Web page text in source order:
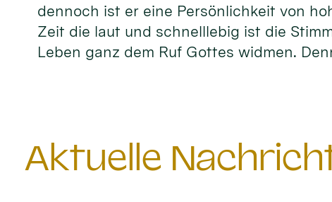
dennoch ist er eine Persönlichkeit von
Zeit die laut und schnelllebig ist die
Leben ganz dem Ruf Gottes widmen.
Aktuelle